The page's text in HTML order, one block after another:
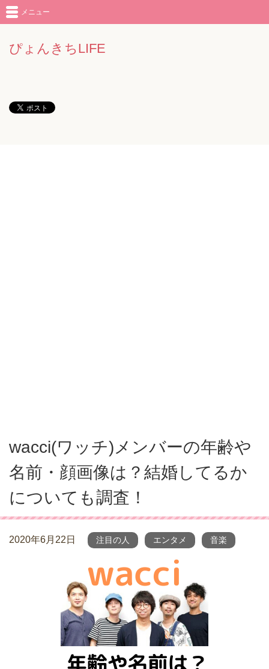
ぴょんきちLIFE
メニュー
wacci(ワッチ)メンバーの年齢や
名前・顔画像は？結婚してるか
についても調査！
2020年6月22日 注目の人 エンタメ 音楽